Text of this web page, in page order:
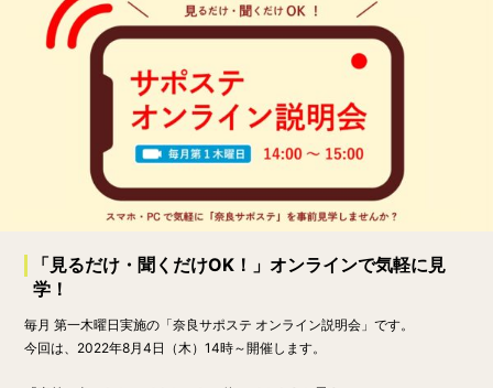
「見るだけ・聞くだけOK！」オンラインで気軽に見
学！
毎月 第一木曜日実施の「奈良サポステ オンライン説明会」です。
今回は、 2022年8月4日（木）14時～開催します。